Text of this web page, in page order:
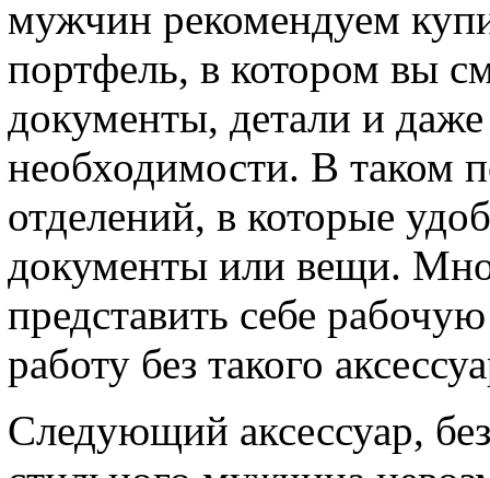
мужчин рекомендуем
портфель, в котором вы
документы, детали и
необходимости. В таком
отделений, в которые
документы или вещи.
представить себе
работу без такого
Следующий аксессуар,